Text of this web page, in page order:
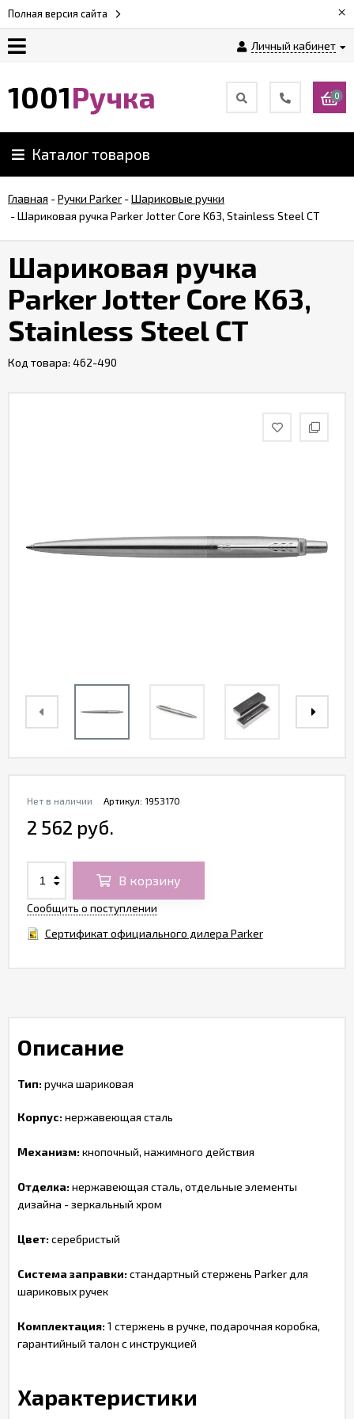
Полная версия сайта ×
Личный кабинет
Возврат
Обзоры
ручек
Контакты
1001Ручка 0
Каталог товаров
Главная -Ручки Parker -Шариковые ручки
-Шариковая ручка Parker Jotter Core K63, Stainless Steel CT
Шариковая ручка
Parker Jotter Core K63,
Stainless Steel CT
Код товара: 462-490
Артикул: 1953170
Нет в наличии
2 562 руб.
В корзину
Сообщить о поступлении
Сертификат официального дилера Parker
Описание
Тип:ручка шариковая
Корпус:нержавеющая сталь
Механизм:кнопочный, нажимного действия
Отделка:нержавеющая сталь, отдельные элементы
дизайна - зеркальный хром
Цвет:серебристый
Система заправки:стандартный стержень Parker для
шариковых ручек
Комплектация:1 стержень в ручке, подарочная коробка,
гарантийный талон с инструкцией
Характеристики